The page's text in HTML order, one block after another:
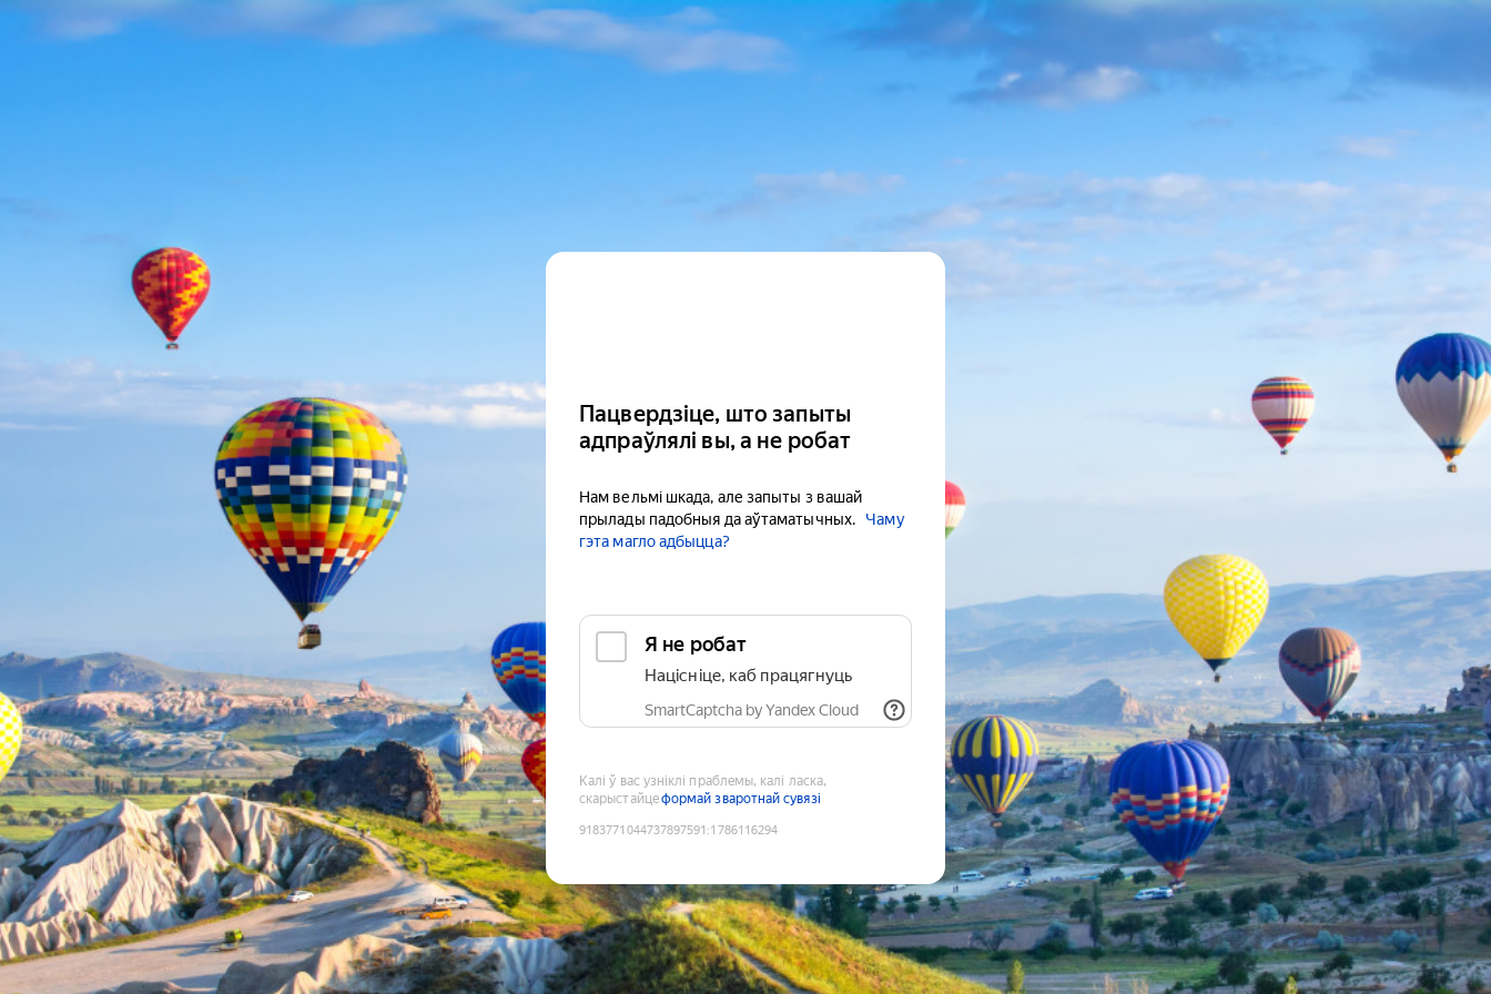
Пацвердзіце, што запыты
адпраўлялі вы, а не робат
Нам вельмі шкада, але запыты з вашай
прылады падобныя да аўтаматычных.
Чаму
гэта магло адбыцца?
Я не робат
Націсніце, каб працягнуць
SmartCaptcha by Yandex Cloud
Калі ў вас узніклі праблемы, калі ласка,
скарыстайцеформай зваротнай сувязі
9183771044737897591 :1786116294